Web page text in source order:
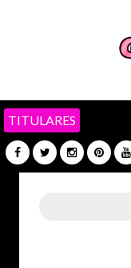
TITULARES